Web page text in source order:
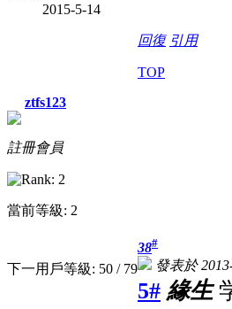
2015-5-14
回復 引用
TOP
ztfs123
註冊會員
當前等級: 2
下一用戶等級: 50 / 79
38#
發表於
5# 緣生